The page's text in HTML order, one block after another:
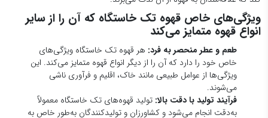
کیفیت ممکن حاصل شود.
ترکیب‌پذیری کمتر با قهوه‌های دیگر:برخلاف قهوه‌های ترکیبی
که از دانه‌های مختلف از مناطق مختلف تشکیل می‌شوند،
قهوه‌های تک خاستگاه اغلب به‌طور خالص و بدون ترکیب با
دانه‌های دیگر مصرف می‌شوند.
در نهایت، این ویژگی‌ها باعث می‌شود که قهوه تک خاستگاه برای کسانی که به
دنبال تجربه‌ای خاص و با کیفیت در نوشیدن قهوه هستند، محبوب و جذاب